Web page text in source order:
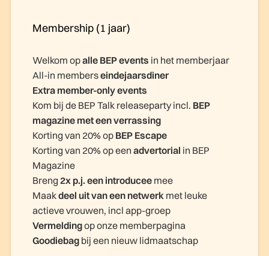
Membership (1 jaar)
Welkom opalle BEP events in het memberjaar
All-in memberseindejaarsdiner
Extra member-only events
Kom bij de BEP Talk releaseparty incl. BEP
magazine met een verrassing
Korting van 20% op BEP Escape
Korting van 20% op een advertorial in BEP
Magazine
Breng 2x p.j. een introducee mee
Maakdeel uit van een netwerk met leuke
actieve vrouwen, incl app-groep
Vermeldingop onze memberpagina
Goodiebag bij een nieuw lidmaatschap